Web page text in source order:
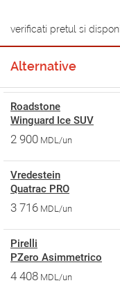
verificati pretul si
Alternative
Roadstone
Winguard Ice SUV
2 900 MDL/un
Vredestein
Quatrac PRO
3 716 MDL/un
Pirelli
PZero Asimmetrico
4 408 MDL/un